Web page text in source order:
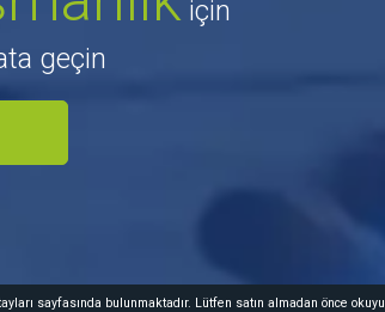
için
geçin
sayfasında bulunmaktadır. Lütfen satın almadan önce